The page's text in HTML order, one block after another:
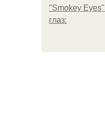
"Smokey
глаз: